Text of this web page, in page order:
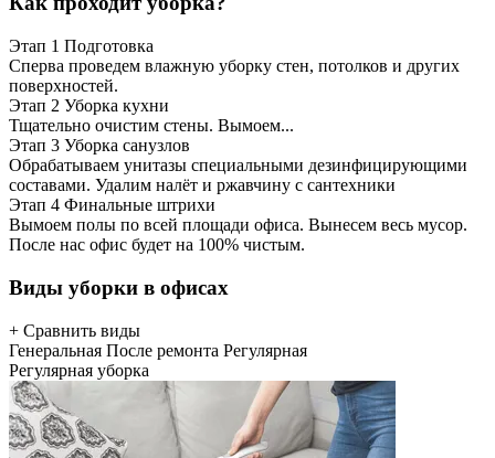
Этап 1 Подготовка
Сперва проведем влажную уборку стен, потолков и других
поверхностей.
Этап 2 Уборка кухни
Тщательно очистим стены. Вымоем...
Этап 3 Уборка санузлов
Обрабатываем унитазы специальными дезинфицирующими
составами. Удалим налёт и ржавчину с сантехники
Этап 4 Финальные штрихи
Вымоем полы по всей площади офиса. Вынесем весь мусор.
После нас офис будет на 100% чистым.
Виды уборки в офисах
+ Сравнить виды
Генеральная После ремонта Регулярная
Регулярная уборка